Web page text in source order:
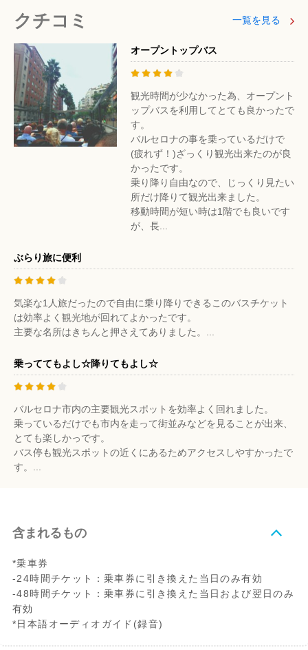
クチコミ 一覧を見る
オープントップバス
観光時間が少なかった為、オープント
ップバスを利用してとても良かったで
す。
バルセロナの事を乗っているだけで
(疲れず！)ざっくり観光出来たのが良
かったです。
乗り降り自由なので、じっくり見たい
所だけ降りて観光出来ました。
移動時間が短い時は1階でも良いです
が、長...
ぶらり旅に便利
気楽な1人旅だったので自由に乗り降りできるこのバスチケット
は効率よく観光地が回れてよかったです。
主要な名所はきちんと押さえてありました。...
乗っててもよし☆降りてもよし☆
バルセロナ市内の主要観光スポットを効率よく回れました。
乗っているだけでも市内を走って街並みなどを見ることが出来、
とても楽しかっです。
バス停も観光スポットの近くにあるためアクセスしやすかったで
す。...
含まれるもの
*乗車券
-24時間チケット：乗車券に引き換えた当日のみ有効
-48時間チケット：乗車券に引き換えた当日および翌日のみ
有効
*日本語オーディオガイド(録音)